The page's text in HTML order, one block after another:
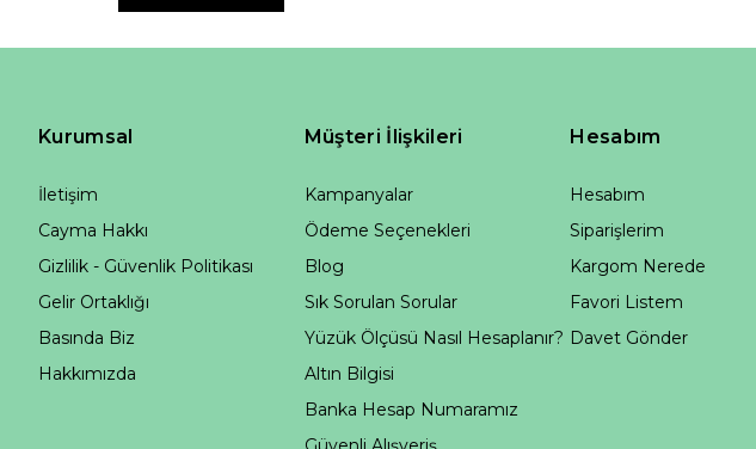
Kurumsal
İletişim
Cayma Hakkı
Gizlilik - Güvenlik Politikası
Gelir Ortaklığı
Basında Biz
Hakkımızda
Müşteri İlişkileri
Kampanyalar
Ödeme Seçenekleri
Blog
Sık Sorulan Sorular
Yüzük Ölçüsü Nasıl Hesaplanır?
Altın Bilgisi
Banka Hesap Numaramız
Hesabım
Hesabım
Siparişlerim
Kargom Nerede
Favori Listem
Davet Gönder